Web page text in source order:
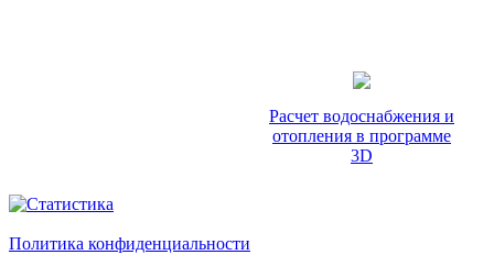
Расчет водоснабжения и
отопления в программе
3D
Политика конфиденциальности